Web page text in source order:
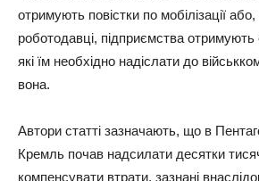
отримують повістки по мобілізації
роботодавці, підприємства отримують
які їм необхідно надіслати до
вона.
Автори статті зазначають, що в
Кремль почав надсилати десятки
компенсувати втрати, зазнані